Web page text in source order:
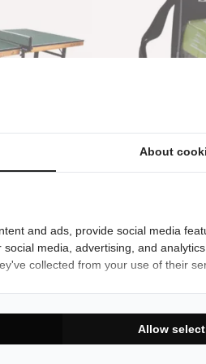
About
and ads, provide social media
media, advertising, and
collected from your use of their
Allow